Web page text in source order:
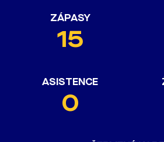
ZÁPASY
15
ASISTENCE
0